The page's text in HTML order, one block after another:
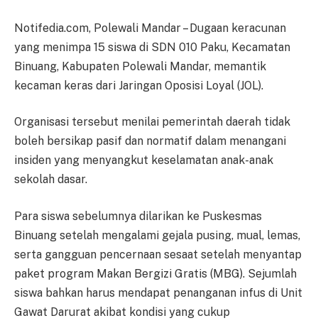
Notifedia.com, Polewali Mandar – Dugaan keracunan
yang menimpa 15 siswa di SDN 010 Paku, Kecamatan
Binuang, Kabupaten Polewali Mandar, memantik
kecaman keras dari Jaringan Oposisi Loyal (JOL).
Organisasi tersebut menilai pemerintah daerah tidak
boleh bersikap pasif dan normatif dalam menangani
insiden yang menyangkut keselamatan anak-anak
sekolah dasar.
Para siswa sebelumnya dilarikan ke Puskesmas
Binuang setelah mengalami gejala pusing, mual, lemas,
serta gangguan pencernaan sesaat setelah menyantap
paket program Makan Bergizi Gratis (MBG). Sejumlah
siswa bahkan harus mendapat penanganan infus di Unit
Gawat Darurat akibat kondisi yang cukup